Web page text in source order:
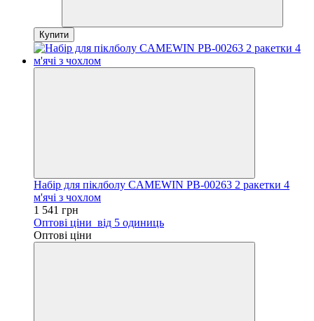
Купити
Набір для піклболу CAMEWIN PB-00263 2 ракетки 4
м'ячі з чохлом
1 541 грн
Оптові ціни від 5 одиниць
Оптові ціни